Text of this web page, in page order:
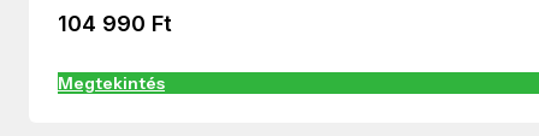
104 990 Ft
Megtekintés